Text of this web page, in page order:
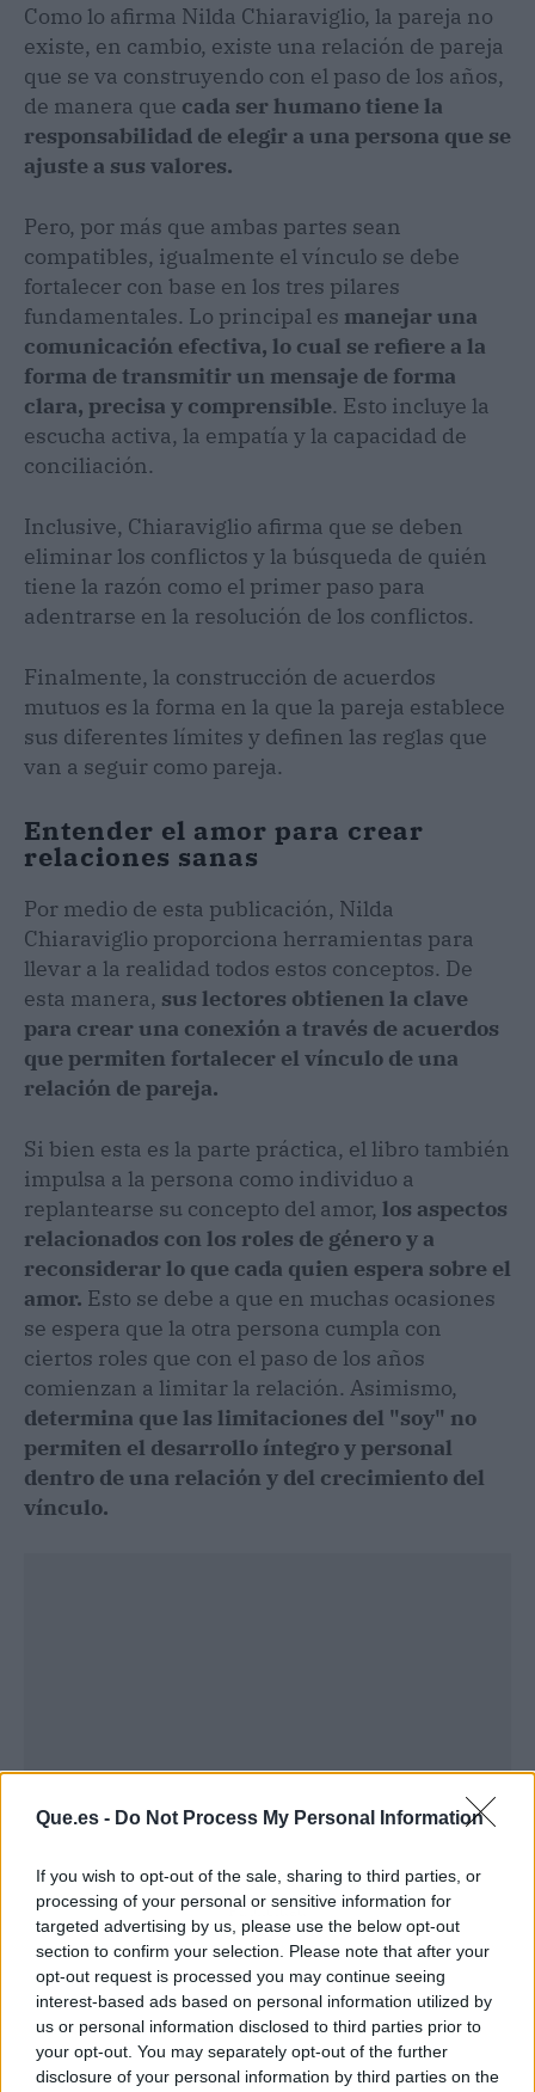
Que.es - Do Not Process My Personal Information
If you wish to opt-out of the sale, sharing to third parties, or
processing of your personal or sensitive information for
targeted advertising by us, please use the below opt-out
section to confirm your selection. Please note that after your
opt-out request is processed you may continue seeing
interest-based ads based on personal information utilized by
us or personal information disclosed to third parties prior to
your opt-out. You may separately opt-out of the further
disclosure of your personal information by third parties on the
Como lo afirma Nilda Chiaraviglio, la pareja no
existe, en cambio, existe una relación de pareja
que se va construyendo con el paso de los años,
de manera que cada ser humano tiene la
responsabilidad de elegir a una persona que se
ajuste a sus valores.
Pero, por más que ambas partes sean
compatibles, igualmente el vínculo se debe
fortalecer con base en los tres pilares
fundamentales. Lo principal es manejar una
comunicación efectiva, lo cual se refiere a la
forma de transmitir un mensaje de forma
clara, precisa y comprensible. Esto incluye la
escucha activa, la empatía y la capacidad de
conciliación.
Inclusive, Chiaraviglio afirma que se deben
eliminar los conflictos y la búsqueda de quién
tiene la razón como el primer paso para
adentrarse en la resolución de los conflictos.
Finalmente, la construcción de acuerdos
mutuos es la forma en la que la pareja establece
sus diferentes límites y definen las reglas que
van a seguir como pareja.
Entender el amor para crear
relaciones sanas
Por medio de esta publicación, Nilda
Chiaraviglio proporciona herramientas para
llevar a la realidad todos estos conceptos. De
esta manera, sus lectores obtienen la clave
para crear una conexión a través de acuerdos
que permiten fortalecer el vínculo de una
relación de pareja.
Si bien esta es la parte práctica, el libro también
impulsa a la persona como individuo a
replantearse su concepto del amor, los aspectos
relacionados con los roles de género y a
reconsiderar lo que cada quien espera sobre el
amor. Esto se debe a que en muchas ocasiones
se espera que la otra persona cumpla con
ciertos roles que con el paso de los años
comienzan a limitar la relación. Asimismo,
determina que las limitaciones del "soy" no
permiten el desarrollo íntegro y personal
dentro de una relación y del crecimiento del
vínculo.
Publicidad